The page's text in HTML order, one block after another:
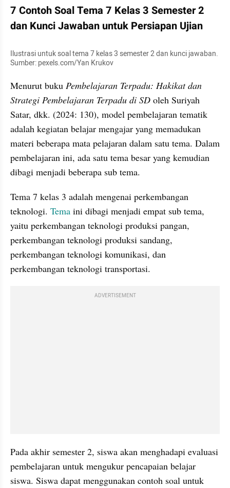
7 Contoh Soal Tema 7 Kelas 3 Semester 2
dan Kunci Jawaban untuk Persiapan Ujian
Ilustrasi untuk soal tema 7 kelas 3 semester 2 dan kunci jawaban.
Sumber: pexels.com/Yan Krukov
Menurut buku Pembelajaran Terpadu: Hakikat dan
Strategi Pembelajaran Terpadu di SD oleh Suriyah
Satar, dkk. (2024: 130), model pembelajaran tematik
adalah kegiatan belajar mengajar yang memadukan
materi beberapa mata pelajaran dalam satu tema. Dalam
pembelajaran ini, ada satu tema besar yang kemudian
dibagi menjadi beberapa sub tema.
Tema 7 kelas 3 adalah mengenai perkembangan
teknologi. Tema ini dibagi menjadi empat sub tema,
yaitu perkembangan teknologi produksi pangan,
perkembangan teknologi produksi sandang,
perkembangan teknologi komunikasi, dan
perkembangan teknologi transportasi.
ADVERTISEMENT
Pada akhir semester 2, siswa akan menghadapi evaluasi
pembelajaran untuk mengukur pencapaian belajar
siswa. Siswa dapat menggunakan contoh soal untuk